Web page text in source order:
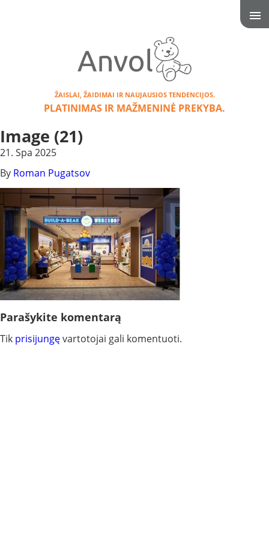
ŽAISLAI, ŽAIDIMAI IR NAUJAUSIOS TENDENCIJOS.
PLATINIMAS IR MAŽMENINĖ PREKYBA.
Image (21)
21. Spa 2025
By Roman Pugatsov
Parašykite komentarą
Tik prisijungęvartotojai gali komentuoti.